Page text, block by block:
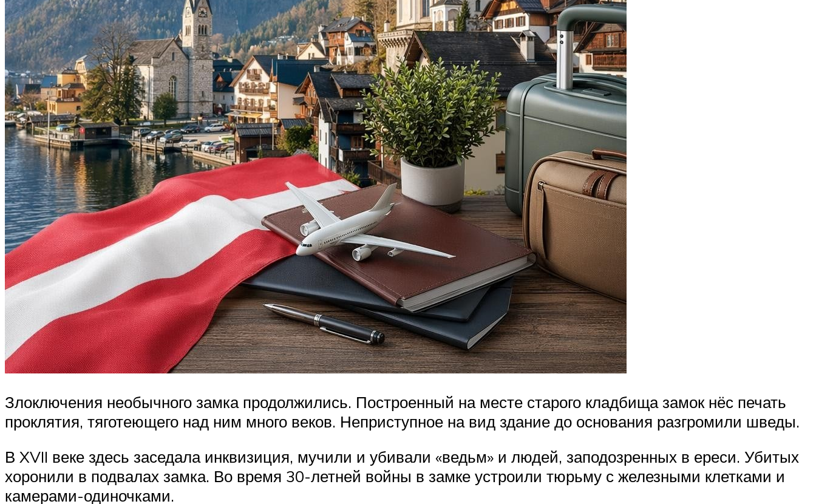
Злоключения необычного замка продолжились. Построенный на месте старого кладбища замок нёс печать
проклятия, тяготеющего над ним много веков. Неприступное на вид здание до основания разгромили шведы.
В XVII веке здесь заседала инквизиция, мучили и убивали «ведьм» и людей, заподозренных в ереси. Убитых
хоронили в подвалах замка. Во время 30-летней войны в замке устроили тюрьму с железными клетками и
камерами-одиночками.